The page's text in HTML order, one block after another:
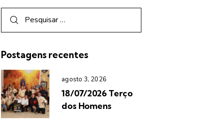
Postagens recentes
agosto 3, 2026
18/07/2026 Terço
dos Homens